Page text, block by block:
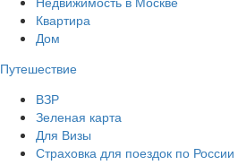
Квартира
Дом
Путешествие
ВЗР
Зеленая карта
Для Визы
Страховка для поездок по России